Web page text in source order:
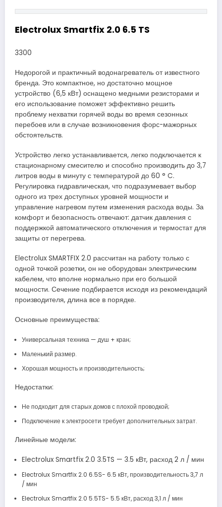
Electrolux Smartfix 2.0 6.5 TS
3300
Недорогой и практичный водонагреватель от известного
бренда. Это компактное, но достаточно мощное
устройство (6,5 кВт) оснащено медными резисторами и
его использование поможет эффективно решить
проблему нехватки горячей воды во время сезонных
перебоев или в случае возникновения форс-мажорных
обстоятельств.
Устройство легко устанавливается, легко подключается к
стационарному смесителю и способно производить до 3,7
литров воды в минуту с температурой до 60 ° C.
Регулировка гидравлическая, что подразумевает выбор
одного из трех доступных уровней мощности и
управление нагревом путем изменения расхода воды. За
комфорт и безопасность отвечают: датчик давления с
поддержкой автоматического отключения и термостат для
защиты от перегрева.
Electrolux SMARTFIX 2.0 рассчитан на работу только с
одной точкой розетки, он не оборудован электрическим
кабелем, что вполне нормально при его большой
мощности. Сечение подбирается исходя из рекомендаций
производителя, длина все в порядке.
Основные преимущества:
Универсальная техника — душ + кран;
Маленький размер.
Хорошая мощность и производительность;
Недостатки:
Не подходит для старых домов с плохой проводкой;
Подключение к электросети требует дополнительных затрат.
Линейные модели:
Electrolux Smartfix 2.0 3.5TS — 3.5 кВт, расход 2 л / мин
Electrolux Smartfix 2.0 6.5S- 6.5 кВт, производительность 3,7 л
/ мин
Electrolux Smartfix 2.0 5.5TS- 5.5 кВт, расход 3,1 л / мин